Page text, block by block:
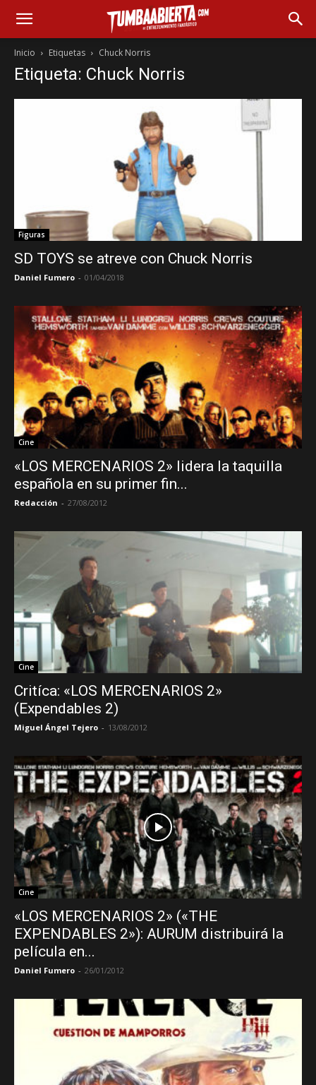
Inicio Etiquetas Chuck Norris
Etiqueta: Chuck Norris
Figuras
SD TOYS se atreve con Chuck Norris
Daniel Fumero - 01/04/2018
Cine
«LOS MERCENARIOS 2» lidera la taquilla
española en su primer fin...
Redacción - 27/08/2012
Cine
Critíca: «LOS MERCENARIOS 2»
(Expendables 2)
Miguel Ángel Tejero - 13/08/2012
Cine
«LOS MERCENARIOS 2» («THE
EXPENDABLES 2»): AURUM distribuirá la
película en...
Daniel Fumero - 26/01/2012